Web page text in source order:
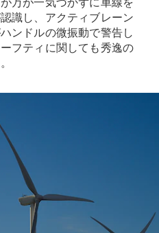
識し、アクティブレーン
ンドルの微振動で警告し
フティに関しても秀逸の